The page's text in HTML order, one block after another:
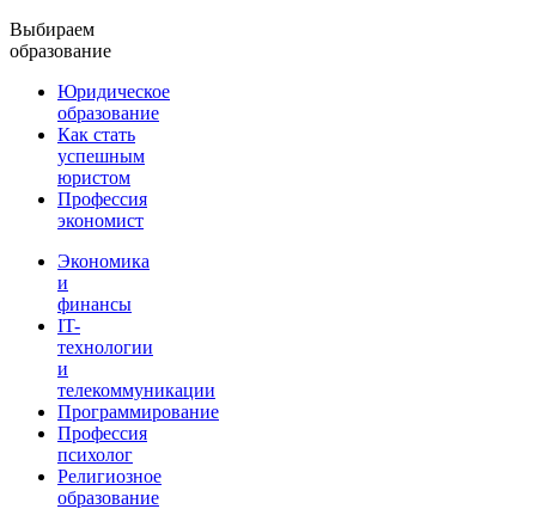
Выбираем
образование
Юридическое
образование
Как стать
успешным
юристом
Профессия
экономист
Экономика
и
финансы
IT-
технологии
и
телекоммуникации
Программирование
Профессия
психолог
Религиозное
образование